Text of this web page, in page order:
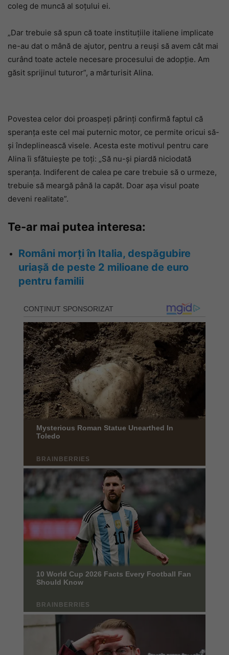
coleg de muncă al soțului ei.
„Dar trebuie să spun că toate instituțiile italiene implicate
ne-au dat o mână de ajutor, pentru a reuși să avem cât mai
curând toate actele necesare procesului de adopție. Am
găsit sprijinul tuturor”, a mărturisit Alina.
Povestea celor doi proaspeți părinți confirmă faptul că
speranța este cel mai puternic motor, ce permite oricui să-
și îndeplinească visele. Acesta este motivul pentru care
Alina îi sfătuiește pe toți: „Să nu-și piardă niciodată
speranța. Indiferent de calea pe care trebuie să o urmeze,
trebuie să meargă până la capăt. Doar așa visul poate
deveni realitate”.
Te-ar mai putea interesa:
Români morți în Italia, despăgubire
uriașă de peste 2 milioane de euro
pentru familii